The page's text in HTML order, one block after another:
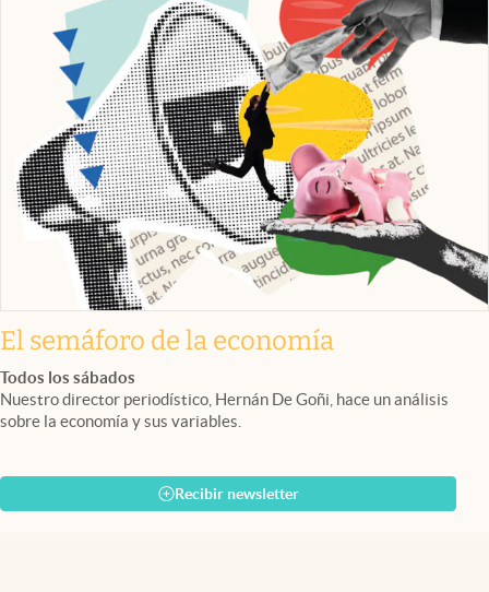
El semáforo de la economía
Todos los sábados
Nuestro director periodístico, Hernán De Goñi, hace un análisis
sobre la economía y sus variables.
Recibir newsletter